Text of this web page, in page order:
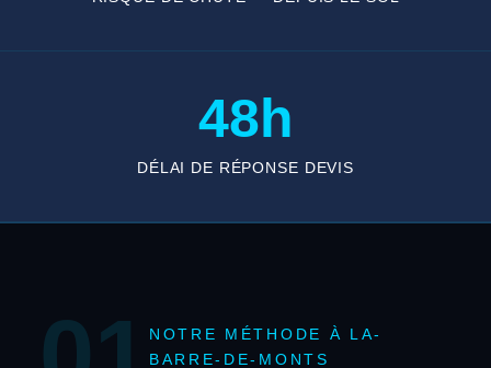
48h
DÉLAI DE RÉPONSE DEVIS
NOTRE MÉTHODE À LA-
BARRE-DE-MONTS